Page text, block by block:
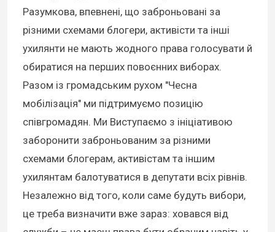
Разумкова, впевнені, що заброньовані за
різними схемами блогери, активісти та інші
ухилянти не мають жодного права голосувати й
обиратися на перших повоєнних виборах.
Разом із громадським рухом "Чесна
мобілізація" ми підтримуємо позицію
співгромадян. Ми Виступаємо з ініціативою
заборонити заброньованим за різними
схемами блогерам, активістам та іншим
ухилянтам балотуватися в депутати всіх рівнів.
Незалежно від того, коли саме будуть вибори,
це треба визначити вже зараз: ховався від